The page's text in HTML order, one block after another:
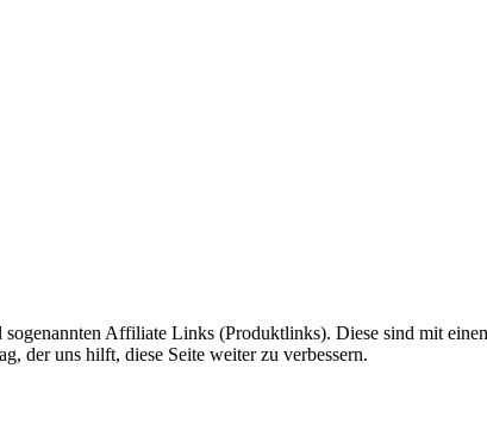
sogenannten Affiliate Links (Produktlinks). Diese sind mit
der uns hilft, diese Seite weiter zu verbessern.